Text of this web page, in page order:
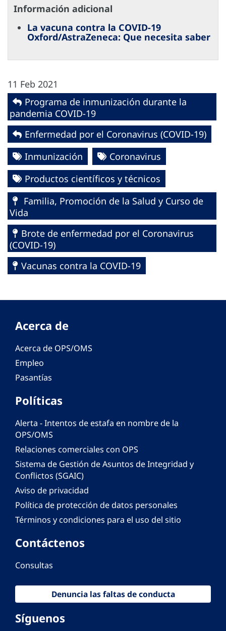
Información adicional
La vacuna contra la COVID-19
Oxford/AstraZeneca: Que necesita saber
11 Feb 2021
Programa de inmunización durante la
pandemia COVID-19
Enfermedad por el Coronavirus ‎‎(COVID-19)‎
Inmunización
Coronavirus
Productos científicos y técnicos
Familia, Promoción de la Salud y Curso de
Vida
Brote de enfermedad por el Coronavirus
(COVID-19)
Vacunas contra la COVID-19
Acerca de
Acerca de OPS/OMS
Empleo
Pasantías
Políticas
Alerta - Intentos de estafa en nombre de la
OPS/OMS
Relaciones comerciales con OPS
Sistema de Gestión de Asuntos de Integridad y
Conflictos (SGAIC)
Aviso de privacidad
Política de protección de datos personales
Términos y condiciones para el uso del sitio
Contáctenos
Consultas
Denuncia las faltas de conducta
Síguenos